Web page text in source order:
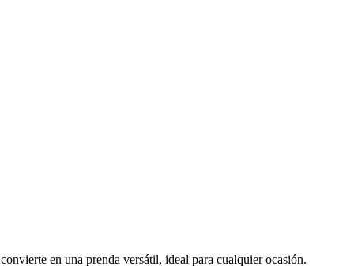
en una prenda versátil, ideal para cualquier ocasión.